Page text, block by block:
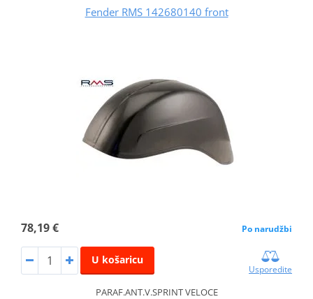
Fender RMS 142680140 front
78,19 € Po narudžbi
U košaricu
Usporedite
PARAF.ANT.V.SPRINT VELOCE